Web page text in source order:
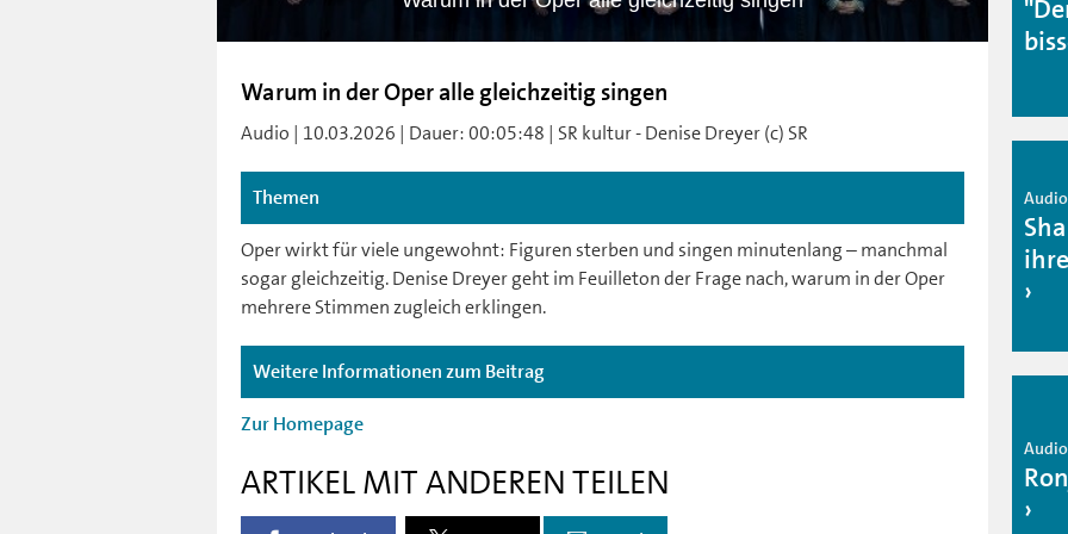
Warum in der Oper alle gleichzeitig singen
Audio | 10.03.2026 | Dauer: 00:05:48 | SR kultur - Denise Dreyer (c) SR
Themen
Oper wirkt für viele ungewohnt: Figuren sterben und singen minutenlang – manchmal
sogar gleichzeitig. Denise Dreyer geht im Feuilleton der Frage nach, warum in der Oper
mehrere Stimmen zugleich erklingen.
Weitere Informationen zum Beitrag
Zur Homepage
ARTIKEL MIT ANDEREN TEILEN